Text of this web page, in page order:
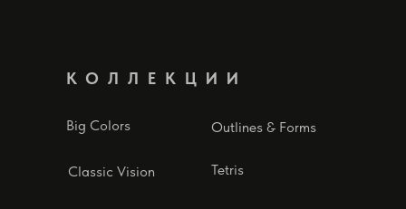
Outlines & Forms
Classic Vision
КОЛЛЕКЦИИ
Big Colors
Tetris